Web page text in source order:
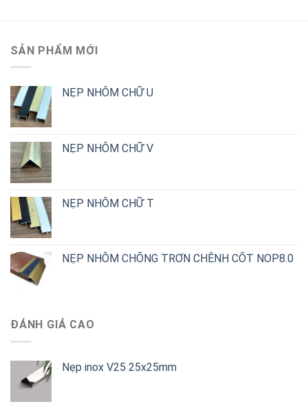
SẢN PHẨM MỚI
NẸP NHÔM CHỮ U
NẸP NHÔM CHỮ V
NẸP NHÔM CHỮ T
NẸP NHÔM CHỐNG TRƠN CHÊNH CỐT NOP8.0
ĐÁNH GIÁ CAO
Nẹp inox V25 25x25mm